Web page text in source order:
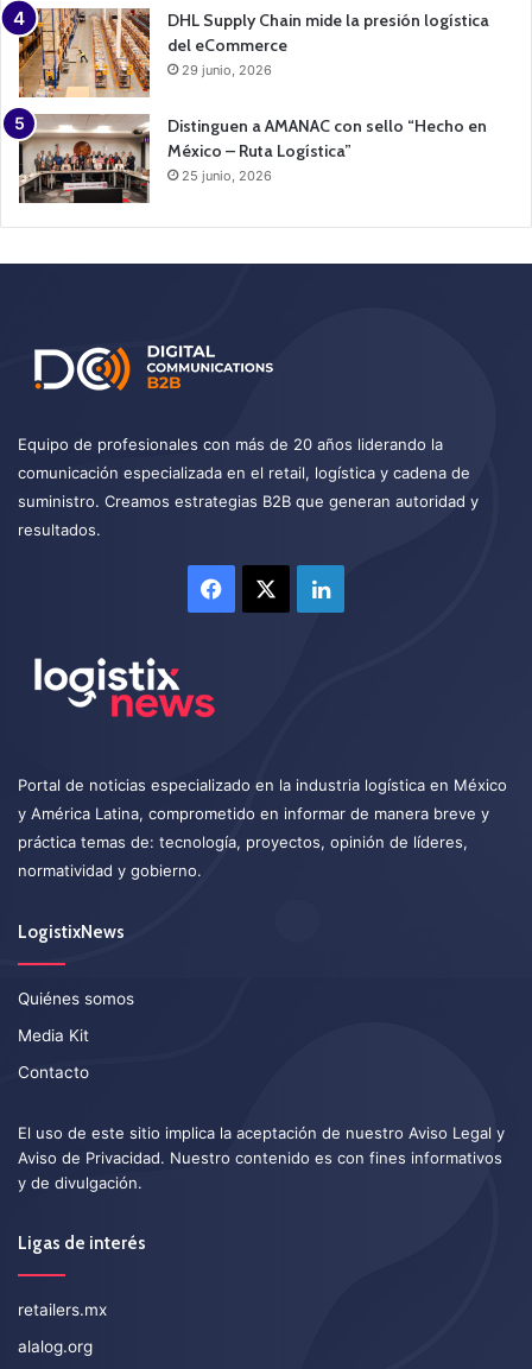
DHL Supply Chain mide la presión logística
del eCommerce
29 junio, 2026
Distinguen a AMANAC con sello “Hecho en
México – Ruta Logística”
25 junio, 2026
Equipo de profesionales con más de 20 años liderando la
comunicación especializada en el retail, logística y cadena de
suministro. Creamos estrategias B2B que generan autoridad y
resultados.
Facebook LinkedIn
Portal de noticias especializado en la industria logística en México
y América Latina, comprometido en informar de manera breve y
práctica temas de: tecnología, proyectos, opinión de líderes,
normatividad y gobierno.
LogistixNews
Quiénes somos
Media Kit
Contacto
El uso de este sitio implica la aceptación de nuestro Aviso Legal y
Aviso de Privacidad. Nuestro contenido es con fines informativos
y de divulgación.
Ligas de interés
retailers.mx
alalog.org